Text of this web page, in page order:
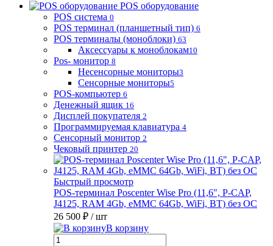
POS оборудование
POS система 0
POS терминал (планшетный тип) 6
POS терминалы (моноблоки) 63
Аксессуары к моноблокам10
Pos- монитор 8
Несенсорные мониторы3
Сенсорные мониторы5
POS-компьютер 6
Денежный ящик 16
Дисплей покупателя 2
Программируемая клавиатура 4
Сенсорный монитор 2
Чековый принтер 20
Быстрый просмотр
POS-терминал Poscenter Wise Pro (11,6", P-CAP,
J4125, RAM 4Gb, eMMC 64Gb, WiFi, BT) без ОС
26 500 ₽ / шт
В корзину